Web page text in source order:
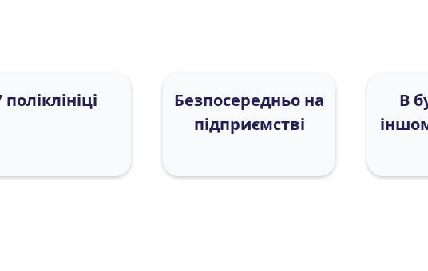
поліклініці
Безпосередньо на
підприємстві
В